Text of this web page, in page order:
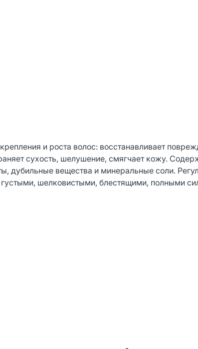
и роста волос: восстанавливает
сухость, шелушение, смягчает кожу.
дубильные вещества и минеральные соли.
шелковистыми, блестящими, полными